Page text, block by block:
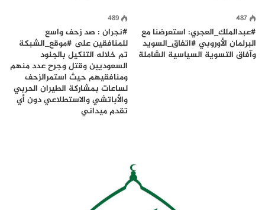
487
#عبدالملك_العجري: استعرضنا مع
البرلمان الأوروبي #اتفاق_السويد
وآفاق التسوية السياسية الشاملة
489
#نجران : صد زحف واسع
للمنافقين على #موقع_الشبكة
تم خلاله التنكيل بالجنود
السعوديين وقتل وجرح عدد منهم
ومنافقيهم حيث استمرالزحف
لساعات بمشاركة الطيران الحربي
والأباتشي والاستطلاعي دون أي
تقدم ميداني